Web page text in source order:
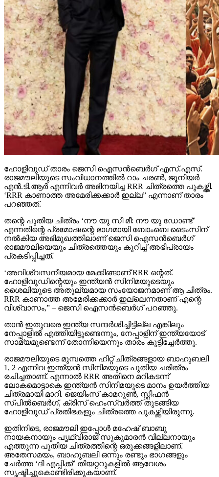
ഹോളിവുഡ് താരം ജെസി ഐസന്‍ബെര്‍ഗ് എസ്.എസ്.
രാജമൗലിയുടെ സംവിധാനത്തില്‍ റാം ചരണ്‍, ജൂനിയര്‍
എന്‍.ടി.ആര്‍ എന്നിവര്‍ അഭിനയിച്ച RRR ചിത്രത്തെ പുകഴ്ത്തി.
‘RRR കാണാത്ത അമേരിക്കക്കാര്‍ ഇല്ല” എന്നാണ് താരം
പറഞ്ഞത്.
തന്റെ പുതിയ ചിത്രം ‘നൗ യു സീ മീ: നൗ യു ഡോണ്ട്’
എന്നതിന്റെ പ്രമോഷന്റെ ഭാഗമായി ബോംബെ ടൈംസിന്
നല്‍കിയ അഭിമുഖത്തിലാണ് ജെസി ഐസന്‍ബെര്‍ഗ്
രാജമൗലിയെയും ചിത്രത്തെയും കുറിച്ച് അഭിപ്രായം
പ്രകടിപ്പിച്ചത്.
‘അവിശ്വസനീയമായ മേക്കിങ്ങാണ് RRR ന്റെത്.
ഹോളിവുഡിന്റെയും ഇന്ത്യന്‍ സിനിമയുടെയും
ശൈലിയുടെ അതുല്യമായ സംയോജനമാണ് ആ ചിത്രം.
RRR കാണാത്ത അമേരിക്കക്കാര്‍ ഇല്ലെന്നതാണ് എന്റെ
വിശ്വാസം,” – ജെസി ഐസന്‍ബെര്‍ഗ് പറഞ്ഞു.
താന്‍ ഇതുവരെ ഇന്ത്യ സന്ദര്‍ശിച്ചിട്ടില്ല എങ്കിലും
നേപ്പാളില്‍ എത്തിയിട്ടുണ്ടെന്നും, നേപ്പാളിന് ഇന്ത്യയോട്
സാമ്യമുണ്ടെന്ന് തോന്നിയെന്നും താരം കൂട്ടിച്ചേര്‍ത്തു.
രാജമൗലിയുടെ മുമ്പത്തെ ഹിറ്റ് ചിത്രങ്ങളായ ബാഹുബലി
1, 2 എന്നിവ ഇന്ത്യന്‍ സിനിമയുടെ പുതിയ ചരിത്രം
രചിച്ചതാണ്. എന്നാല്‍ RRR അതിനെ മറികടന്ന്
ലോകമൊട്ടാകെ ഇന്ത്യന്‍ സിനിമയുടെ മാനം ഉയര്‍ത്തിയ
ചിത്രമായി മാറി. ജെയിംസ് കാമറൂണ്‍, സ്റ്റീഫന്‍
സ്പില്‍ബെര്‍ഗ്, ക്രിസ് ഹെംസ്വര്‍ത്ത് തുടങ്ങിയ
ഹോളിവുഡ് പ്രതിഭകളും ചിത്രത്തെ പുകഴ്ത്തിയിരുന്നു.
ഇതിനിടെ, രാജമൗലി ഇപ്പോള്‍ മഹേഷ് ബാബു
നായകനായും പൃഥ്വിരാജ് സുകുമാരന്‍ വില്ലനായും
എത്തുന്ന പുതിയ ചിത്രത്തിന്റെ ഒരുക്കങ്ങളിലാണ്.
അതേസമയം, ബാഹുബലി ഒന്നും രണ്ടും ഭാഗങ്ങളും
ചേര്‍ത്ത ‘ദി എപ്പിക്ക്’ തിയറ്ററുകളില്‍ ആവേശം
സൃഷ്ടിച്ചുകൊണ്ടിരിക്കുകയാണ്.